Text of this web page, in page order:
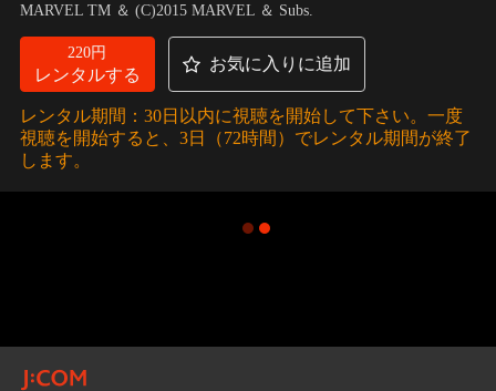
の敵が現れる。
MARVEL TM ＆ (C)2015 MARVEL ＆ Subs.
220円
レンタルする
お気に入りに追加
レンタル期間：30日以内に視聴を開始して下さい。一度
視聴を開始すると、3日（72時間）でレンタル期間が終了
します。